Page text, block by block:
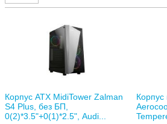
Корпус ATX MidiTower Zalman
S4 Plus, без БП,
0(2)*3.5"+0(1)*2.5", Audi...
Корпус